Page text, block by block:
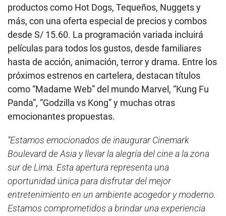
productos como Hot Dogs, Tequeños, Nuggets y
más, con una oferta especial de precios y combos
desde S/ 15.60. La programación variada incluirá
películas para todos los gustos, desde familiares
hasta de acción, animación, terror y drama. Entre los
próximos estrenos en cartelera, destacan títulos
como “Madame Web” del mundo Marvel, “Kung Fu
Panda”, “Godzilla vs Kong” y muchas otras
emocionantes propuestas.
“Estamos emocionados de inaugurar Cinemark
Boulevard de Asia y llevar la alegría del cine a la zona
sur de Lima. Esta apertura representa una
oportunidad única para disfrutar del mejor
entretenimiento en un ambiente acogedor y moderno.
Estamos comprometidos a brindar una experiencia